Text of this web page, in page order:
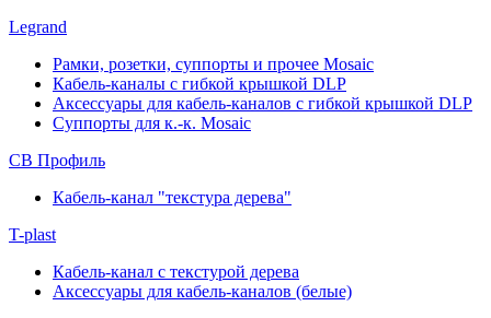
Legrand
Рамки, розетки, суппорты и прочее Mosaic
Кабель-каналы с гибкой крышкой DLP
Аксессуары для кабель-каналов с гибкой крышкой DLP
Суппорты для к.-к. Mosaic
СВ Профиль
Кабель-канал "текстура дерева"
T-plast
Кабель-канал с текстурой дерева
Аксессуары для кабель-каналов (белые)